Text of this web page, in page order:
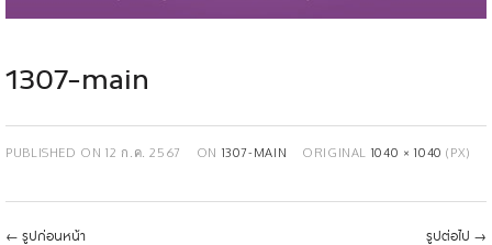
1307-main
PUBLISHED ON12 ก.ค. 2567 ON 1307-MAIN ORIGINAL 1040 × 1040 (PX)
← รูปก่อนหน้า รูปต่อไป →